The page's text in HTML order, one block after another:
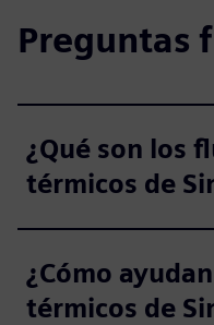
Preguntas
¿Qué son los
térmicos de
¿Cómo
térmicos de